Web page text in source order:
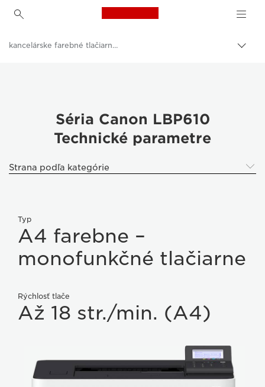
Canon Logo, back to
Podnikové produkty
Podnikové tlačiarne a faxové zariadenia
kancelárske farebné tlačiarne - Canon Slovakia
Séria Canon LBP610
Technické parametre
Strana podľa kategórie
Typ
A4 farebne –
monofunkčné tlačiarne
Rýchlosť tlače
Až 18 str./min. (A4)